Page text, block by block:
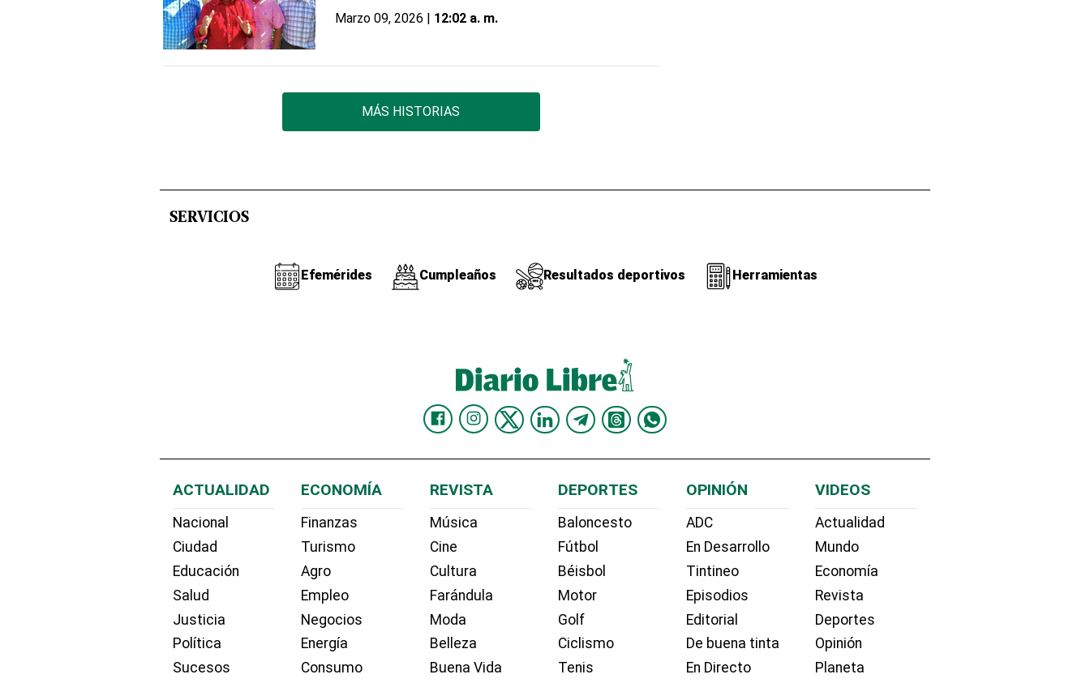
Marzo 09, 2026 | 12:02 a. m.
MÁS HISTORIAS
SERVICIOS
Efemérides Cumpleaños Resultados deportivos Herramientas
ACTUALIDAD
Nacional
Ciudad
Educación
Salud
Justicia
Política
Sucesos
ECONOMÍA
Finanzas
Turismo
Agro
Empleo
Negocios
Energía
Consumo
REVISTA
Música
Cine
Cultura
Farándula
Moda
Belleza
Buena Vida
DEPORTES
Baloncesto
Fútbol
Béisbol
Motor
Golf
Ciclismo
Tenis
OPINIÓN
ADC
En Desarrollo
Tintineo
Episodios
Editorial
De buena tinta
En Directo
VIDEOS
Actualidad
Mundo
Economía
Revista
Deportes
Opinión
Planeta